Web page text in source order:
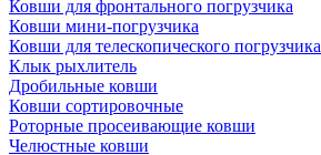
Ковши для фронтального погрузчика
Ковши мини-погрузчика
Ковши для телескопического погрузчика
Клык рыхлитель
Дробильные ковши
Ковши сортировочные
Роторные просеивающие ковши
Челюстные ковши